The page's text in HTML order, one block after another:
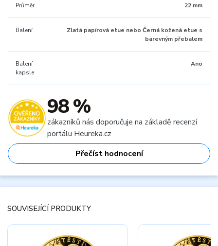
Průměr 22 mm
Balení
Zlatá papírová etue nebo Černá kožená etue s
barevným přebalem
Balení
kapsle
Ano
98 %
zákazníků nás doporučuje na základě recenzí
portálu Heureka.cz
Přečíst hodnocení
SOUVISEJÍCÍ PRODUKTY